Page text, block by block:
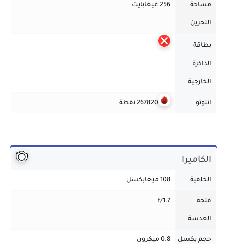
مساحة
التحزين
256 غيغابايت
بطاقة
الذاكرة
الخارجية
انتوتو 267820 نقطة
الكاميرا
الخلفية 108 ميغابكسل
فتحة
العدسة
f/1.7
حجم بكسل 0.8 ميكرون